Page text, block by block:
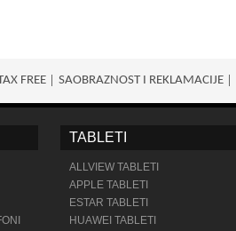
FREE SAOBRAZNOST I REKLAMACIJE
TABLETI
ALLVIEW TABLETI
APPLE TABLETI
ESTAR TABLETI
HUAWEI TABLETI